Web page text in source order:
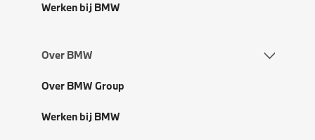
Werken bij BMW
Over BMW
Over BMW Group
Werken bij BMW